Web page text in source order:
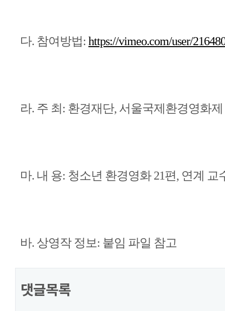
다. 참여방법: https://vimeo.com/user/
라. 주 최: 환경재단, 서울국제환경영화제
마. 내 용: 청소년 환경영화 21편, 연계 교
바. 상영작 정보: 붙임 파일 참고
댓글목록